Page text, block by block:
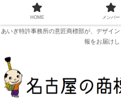
あいぎ特許事務所の意匠商標部が、デザイ
報をお届けし
HOME メンバー